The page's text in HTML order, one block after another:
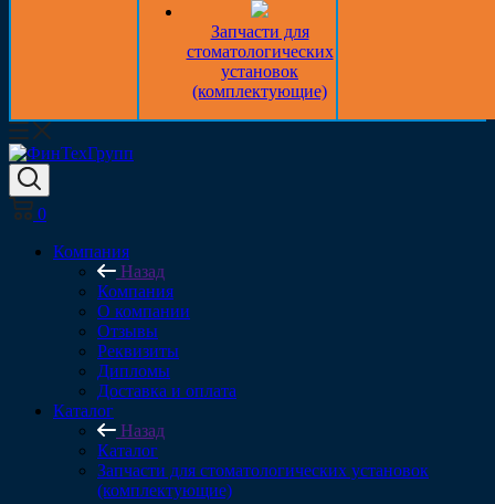
Запчасти для
стоматологических
установок
(комплектующие)
0
Компания
Назад
Компания
О компании
Отзывы
Реквизиты
Дипломы
Доставка и оплата
Каталог
Назад
Каталог
Запчасти для стоматологических установок
(комплектующие)